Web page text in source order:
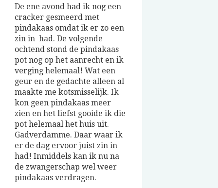
De ene avond had ik nog een
cracker gesmeerd met
pindakaas omdat ik er zo een
zin in had. De volgende
ochtend stond de pindakaas
pot nog op het aanrecht en ik
verging helemaal! Wat een
geur en de gedachte alleen al
maakte me kotsmisselijk. Ik
kon geen pindakaas meer
zien en het liefst gooide ik die
pot helemaal het huis uit.
Gadverdamme. Daar waar ik
er de dag ervoor juist zin in
had! Inmiddels kan ik nu na
de zwangerschap wel weer
pindakaas verdragen.